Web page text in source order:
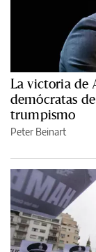
La victoria de
demócratas
trumpismo
Peter Beinart